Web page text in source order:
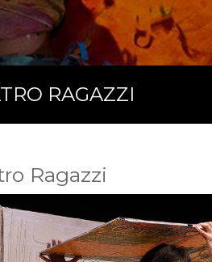
RAGAZZI
Ragazzi